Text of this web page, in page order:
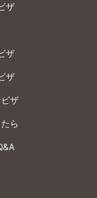
ザ
ザ
ザ
ザ
ら